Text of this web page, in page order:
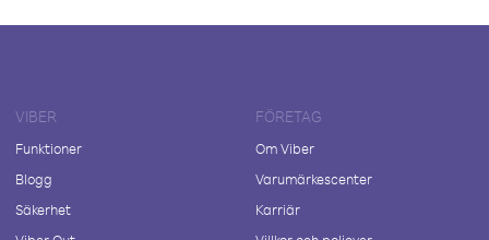
VIBER
Funktioner
Blogg
Säkerhet
FÖRETAG
Om Viber
Varumärkescenter
Karriär